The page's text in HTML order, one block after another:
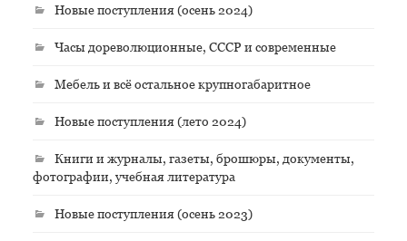
Новые поступления (осень 2024)
Часы дореволюционные, СССР и современные
Мебель и всё остальное крупногабаритное
Новые поступления (лето 2024)
Книги и журналы, газеты, брошюры, документы,
фотографии, учебная литература
Новые поступления (осень 2023)